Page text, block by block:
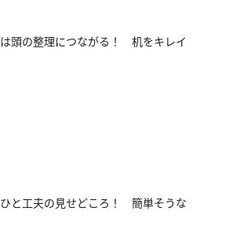
は頭の整理につながる！ 机をキレイ
ひと工夫の見せどころ！ 簡単そうな